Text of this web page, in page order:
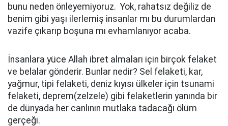
bunu neden önleyemiyoruz. Yok, rahatsız değiliz de
benim gibi yaşı ilerlemiş insanlar mı bu durumlardan
vazife çıkarıp boşuna mı evhamlanıyor acaba.
İnsanlara yüce Allah ibret almaları için birçok felaket
ve belalar gönderir. Bunlar nedir? Sel felaketi, kar,
yağmur, tipi felaketi, deniz kıyısı ülkeler için tsunami
felaketi, deprem(zelzele) gibi felaketlerin yanında bir
de dünyada her canlının mutlaka tadacağı ölüm
gerçeği.